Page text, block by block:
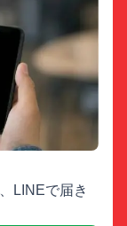
LINEで届き